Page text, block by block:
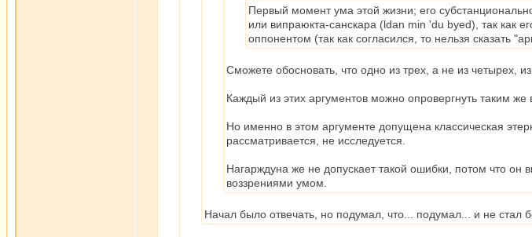
Первый момент ума этой жизни; его
или випраюкта-санскара (ldan min 'du byed), так как
оппонентом (так как согласился, то нельзя сказать
Сможете обосновать, что одно из трех, а не из четырех,
Каждый из этих аргументов можно опровергнуть таким же
Но именно в этом аргументе допущена классическая
рассматривается, не исследуется.
Нагарждуна же не допускает такой ошибки, потом что
воззрениями умом.
Начал было отвечать, но подумал, что... подумал... и не стал